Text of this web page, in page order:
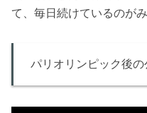
て、毎日続けているのが
パリオリンピック後